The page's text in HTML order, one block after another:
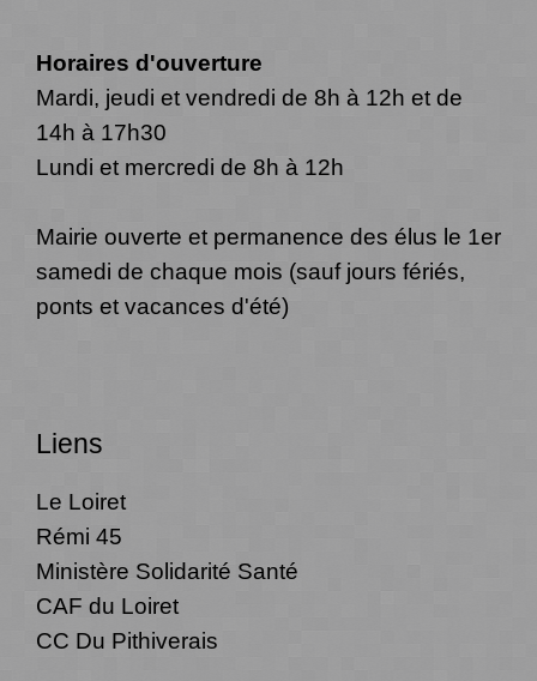
Horaires d'ouverture
Mardi, jeudi et vendredi de 8h à 12h et de
14h à 17h30
Lundi et mercredi de 8h à 12h
Mairie ouverte et permanence des élus le 1er
samedi de chaque mois (sauf jours fériés,
ponts et vacances d'été)
Liens
Le Loiret
Rémi 45
Ministère Solidarité Santé
CAF du Loiret
CC Du Pithiverais